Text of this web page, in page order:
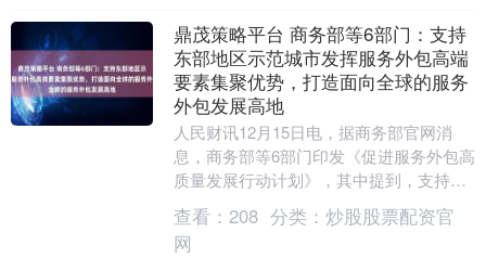
鼎茂策略平台 商务部等6部门：支持
东部地区示范城市发挥服务外包高端
要素集聚优势，打造面向全球的服务
外包发展高地
人民财讯12月15日电，据商务部官网消
息，商务部等6部门印发《促进服务外包高
质量发展行动计划》，其中提到，支持示
范城市高质量发展。指导各服务外包示范
城市(以下简....
查看： 208 分类： 炒股股票配资官
网